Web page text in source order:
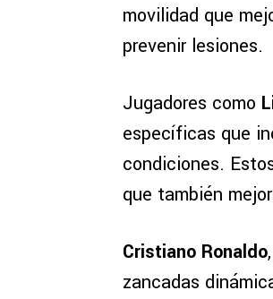
movilidad que
prevenir lesiones.
Jugadores como
específicas que
condiciones.
que también
Cristiano Ronaldo
zancadas